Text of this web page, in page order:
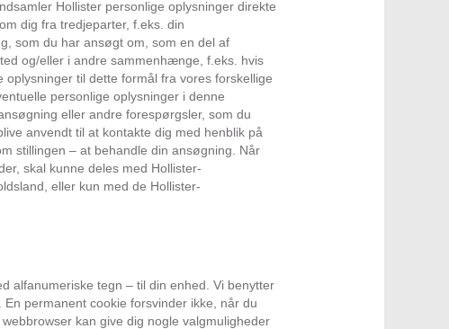
Hollister personlige oplysninger direkte
dig fra tredjeparter, f.eks. din
som du har ansøgt om, som en del af
og/eller i andre sammenhænge, f.eks. hvis
til dette formål fra vores forskellige
personlige oplysninger i denne
eller andre forespørgsler, som du
anvendt til at kontakte dig med henblik på
stillingen – at behandle din ansøgning. Når
skal kunne deles med Hollister-
eller kun med de Hollister-
alfanumeriske tegn – til din enhed. Vi benytter
permanent cookie forsvinder ikke, når du
kan give dig nogle valgmuligheder